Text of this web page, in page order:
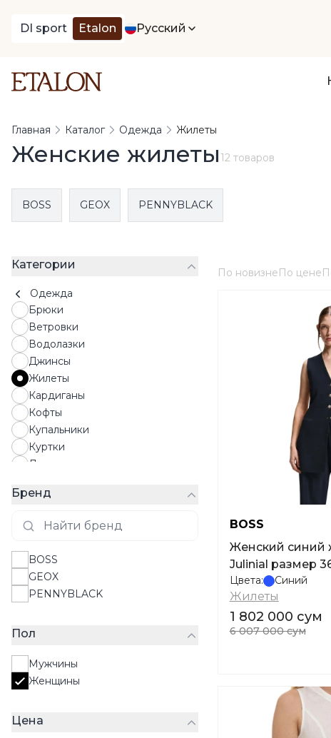
DI sport Etalon Русский
Главная Каталог Одежда Жилеты
Женские жилеты12 товаров
BOSS GEOX PENNYBLACK
Категории
Одежда
Брюки
Ветровки
Водолазки
Джинсы
Жилеты
Кардиганы
Кофты
Купальники
Куртки
Лонгсливы
Пальто
Пижамы
Плащи
Поло
Пуховики
Свитера
Толстовки
Топы
Худи
Бренд
BOSS
GEOX
PENNYBLACK
Пол
Мужчины
Женщины
Цена
По новизнеПо цене
BOSS
Женский синий
Julinial размер
Цвета: Синий
Жилеты
1 802 000 сум
6 007 000 сум